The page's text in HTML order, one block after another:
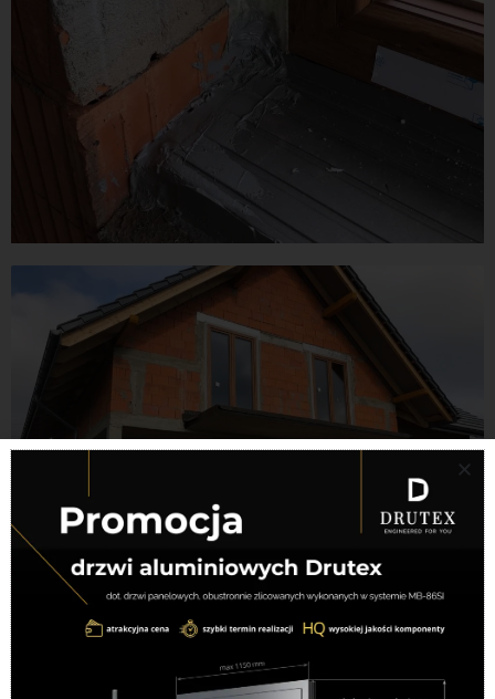
Previous Nowy Next Nowy budynek